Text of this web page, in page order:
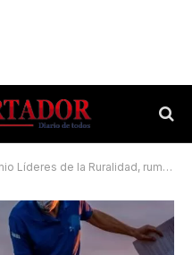
de la Ruralidad, rumbo a Costa Rica